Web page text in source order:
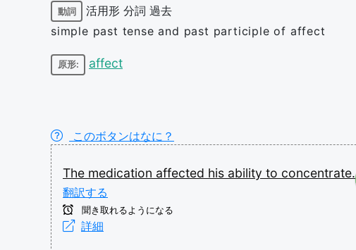
動詞 活用形 分詞 過去
simple past tense and past participle of affect
原形: affect
このボタンはなに？
The medication affected his ability to concentrate.
翻訳する
聞き取れるようになる
詳細